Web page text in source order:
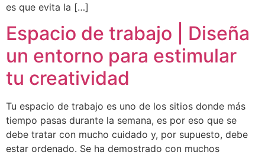
es que evita la […]
Espacio de trabajo | Diseña
un entorno para estimular
tu creatividad
Tu espacio de trabajo es uno de los sitios donde más
tiempo pasas durante la semana, es por eso que se
debe tratar con mucho cuidado y, por supuesto, debe
estar ordenado. Se ha demostrado con muchos